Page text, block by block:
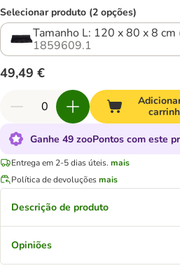
Selecionar produto (2 opções)
Tamanho L: 120 x 80 x 8 cm
1859609.1
49,49 €
Ganhe 49 zooPontos com este
Entrega em 2-5 dias úteis. mais
Política de devoluçõesmais
Descrição de produto
Opiniões